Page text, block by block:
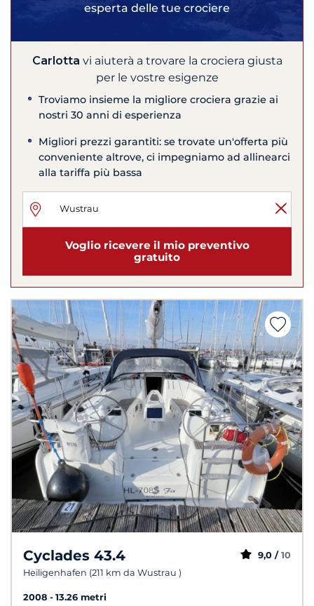
esperta delle tue crociere
Carlotta vi aiuterà a trovare la crociera giusta
per le vostre esigenze
Troviamo insieme la migliore crociera grazie ai
nostri 30 anni di esperienza
Migliori prezzi garantiti: se trovate un'offerta più
conveniente altrove, ci impegniamo ad allinearci
alla tariffa più bassa
Voglio ricevere il mio preventivo
gratuito
Cyclades 43.4
Heiligenhafen (211 km da Wustrau )
9,0 / 10
2008
13.26 metri